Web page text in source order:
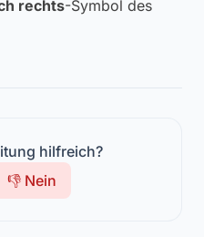
rechts-Symbol des
hilfreich?
👎 Nein